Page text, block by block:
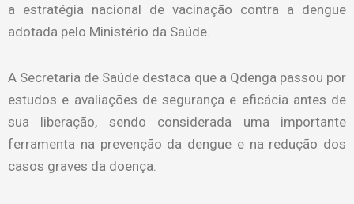
a estratégia nacional de vacinação contra a dengue
adotada pelo Ministério da Saúde.
A Secretaria de Saúde destaca que a Qdenga passou por
estudos e avaliações de segurança e eficácia antes de
sua liberação, sendo considerada uma importante
ferramenta na prevenção da dengue e na redução dos
casos graves da doença.